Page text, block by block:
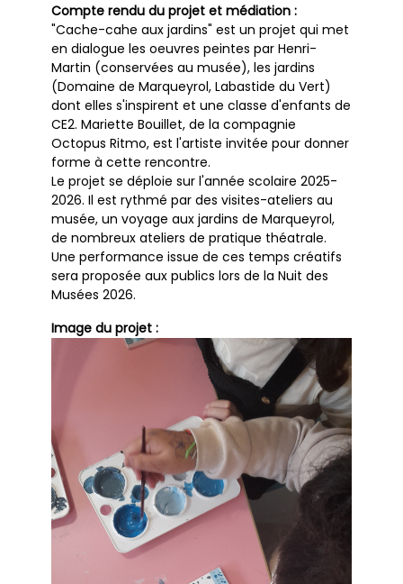
Compte rendu du projet et médiation :
"Cache-cahe aux jardins" est un projet qui met
en dialogue les oeuvres peintes par Henri-
Martin (conservées au musée), les jardins
(Domaine de Marqueyrol, Labastide du Vert)
dont elles s'inspirent et une classe d'enfants de
CE2. Mariette Bouillet, de la compagnie
Octopus Ritmo, est l'artiste invitée pour donner
forme à cette rencontre.
Le projet se déploie sur l'année scolaire 2025-
2026. Il est rythmé par des visites-ateliers au
musée, un voyage aux jardins de Marqueyrol,
de nombreux ateliers de pratique théatrale.
Une performance issue de ces temps créatifs
sera proposée aux publics lors de la Nuit des
Musées 2026.
Image du projet :